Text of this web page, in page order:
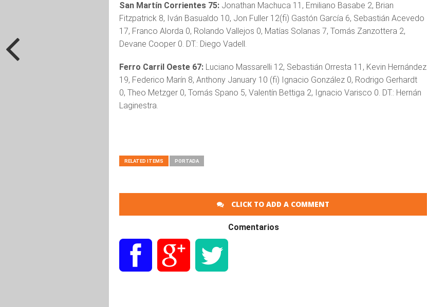
San Martín Corrientes 75: Jonathan Machuca 11, Emiliano Basabe 2, Brian
Fitzpatrick 8, Iván Basualdo 10, Jon Fuller 12(fi) Gastón García 6, Sebastián Acevedo
17, Franco Alorda 0, Rolando Vallejos 0, Matías Solanas 7, Tomás Zanzottera 2,
Devane Cooper 0. DT.: Diego Vadell.
Ferro Carril Oeste 67: Luciano Massarelli 12, Sebastián Orresta 11, Kevin Hernández
19, Federico Marín 8, Anthony January 10 (fi) Ignacio González 0, Rodrigo Gerhardt
0, Theo Metzger 0, Tomás Spano 5, Valentín Bettiga 2, Ignacio Varisco 0. DT.: Hernán
Laginestra.
RELATED ITEMS PORTADA
CLICK TO ADD A COMMENT
Comentarios